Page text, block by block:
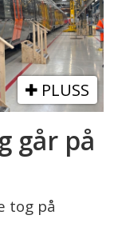
PLUSS
går på
tog på